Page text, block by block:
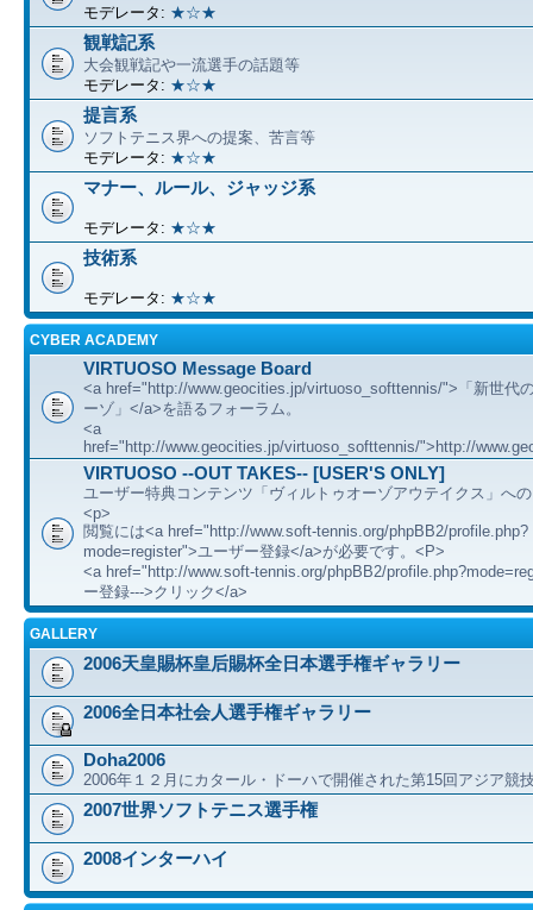
モデレータ: ★☆★
観戦記系
大会観戦記や一流選手の話題等
モデレータ: ★☆★
提言系
ソフトテニス界への提案、苦言等
モデレータ: ★☆★
マナー、ルール、ジャッジ系
モデレータ: ★☆★
技術系
モデレータ: ★☆★
CYBER ACADEMY
VIRTUOSO Message Board
<a href="http://www.geocities.jp/virtuoso_softtennis/">「新世代
ーゾ」</a>を語るフォーラム。
<a
href="http://www.geocities.jp/virtuoso_softtennis/">http://
VIRTUOSO --OUT TAKES-- [USER'S ONLY]
ユーザー特典コンテンツ「ヴィルトゥオーゾアウテイクス」へ
<p>
閲覧には<a href="http://www.soft-tennis.org/phpBB2/profile.php?
mode=register">ユーザー登録</a>が必要です。<P>
<a href="http://www.soft-tennis.org/phpBB2/
ー登録--->クリック</a>
GALLERY
2006天皇賜杯皇后賜杯全日本選手権ギャラリー
2006全日本社会人選手権ギャラリー
Doha2006
2006年１２月にカタール・ドーハで開催された第15回アジア競
2007世界ソフトテニス選手権
2008インターハイ